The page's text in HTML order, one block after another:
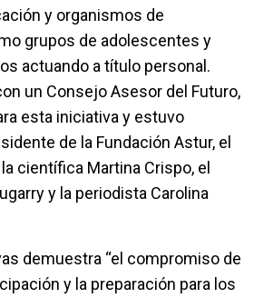
y organismos de
grupos de adolescentes y
actuando a título personal.
un Consejo Asesor del Futuro,
esta iniciativa y estuvo
de la Fundación Astur, el
científica Martina Crispo, el
y la periodista Carolina
demuestra “el compromiso de
y la preparación para los